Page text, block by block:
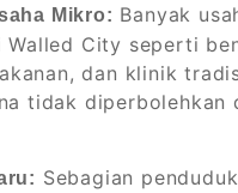
Mikro: Banyak
Walled City seperti
dan klinik
tidak diperbolehkan
Sebagian